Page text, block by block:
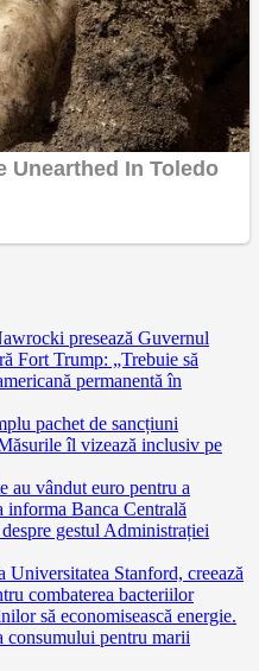
presează Guvernul
Fort Trump: „Trebuie să
permanentă în
pachet de sancțiuni
îl vizează inclusiv pe
au vândut euro pentru a
informa Banca Centrală
gestul Administrației
Stanford, creează
combaterea bacteriilor
să economisească energie.
consumului pentru marii